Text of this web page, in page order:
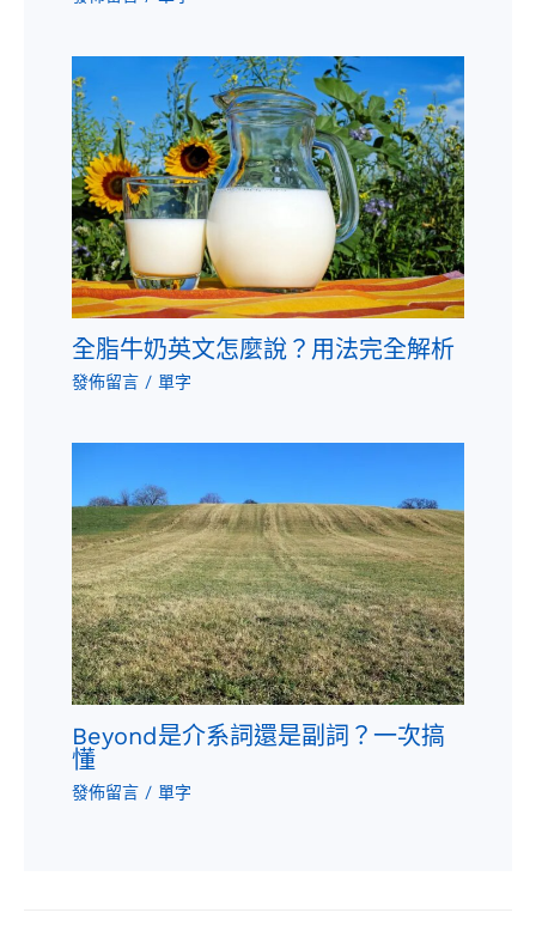
全脂牛奶英文怎麼說？用法完全解析
發佈留言 / 單字
Beyond是介系詞還是副詞？一次搞
懂
發佈留言 / 單字